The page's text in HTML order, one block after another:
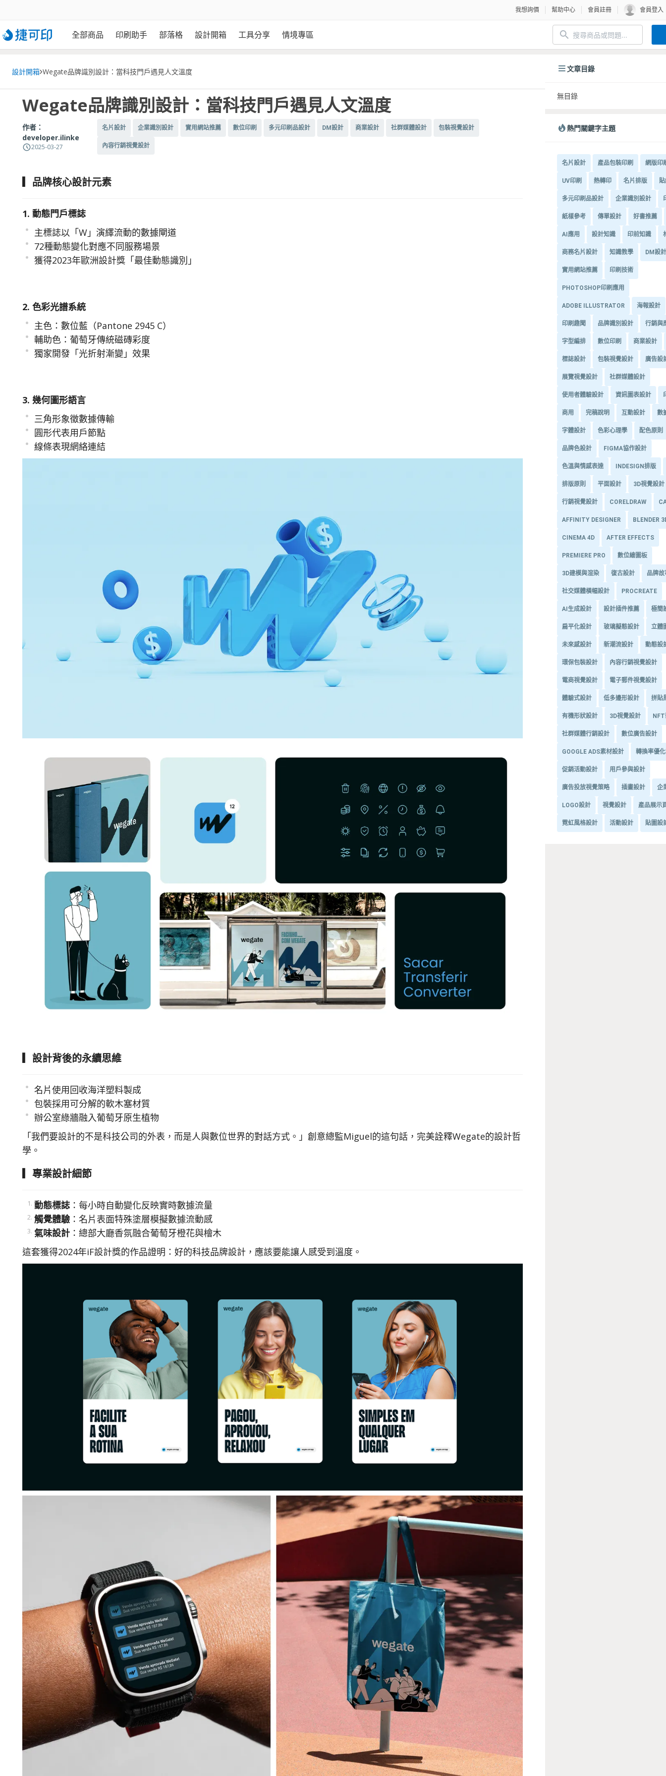
我想詢價 幫助中心 會員註冊 會員登入
全部商品 印刷助手 部落格 設計開箱 工具分享 情境專區
設計開箱 Wegate品牌識別設計：當科技門戶遇見人文溫度
Wegate品牌識別設計：當科技門戶遇見人文溫度
作者：
developer.ilinke
2025-03-27
名片設計 企業識別設計 實用網站推薦 數位印刷 多元印刷品設計 DM設計 商業設計 社群媒體設計 包裝視覺設計
內容行銷視覺設計
▎品牌核心設計元素
1. 動態門戶標誌
主標誌以「W」演繹流動的數據閘道
72種動態變化對應不同服務場景
獲得2023年歐洲設計獎「最佳動態識別」
2. 色彩光譜系統
主色：數位藍（Pantone 2945 C）
輔助色：葡萄牙傳統磁磚彩度
獨家開發「光折射漸變」效果
3. 幾何圖形語言
三角形象徵數據傳輸
圓形代表用戶節點
線條表現網絡連結
▎設計背後的永續思維
名片使用回收海洋塑料製成
包裝採用可分解的軟木塞材質
辦公室綠牆融入葡萄牙原生植物
「我們要設計的不是科技公司的外表，而是人與數位世界的對話方式。」創意總監Miguel的這句話，完美詮釋Wegate的設計哲
學。
▎專業設計細節
動態標誌 ：每小時自動變化反映實時數據流量
觸覺體驗 ：名片表面特殊塗層模擬數據流動感
氣味設計 ：總部大廳香氛融合葡萄牙橙花與檜木
這套獲得2024年iF設計獎的作品證明：好的科技品牌設計，應該要能讓人感受到溫度。
文章目錄
無目錄
熱門關鍵字主題
名片設計 產品包裝印刷 網版印
UV印刷 熱轉印 名片排版
多元印刷品設計 企業識別設計
紙樣參考 傳單設計 好書推薦
AI應用 設計知識 印前知識
商務名片設計 知識教學 DM設計
實用網站推薦 印刷技術
PHOTOSHOP印刷應用
ADOBE ILLUSTRATOR 海報設計
印刷趣聞 品牌識別設計 行銷與
字型編排 數位印刷 商業設計
標誌設計 包裝視覺設計 廣告設
展覽視覺設計 社群媒體設計
使用者體驗設計 資訊圖表設計
商用 完稿說明 互動設計 數
字體設計 色彩心理學 配色原則
品牌色設計 FIGMA協作設計
色溫與情感表達 INDESIGN排版
排版原則 平面設計 3D視覺設計
行銷視覺設計 CORELDRAW
AFFINITY DESIGNER BLENDER
CINEMA 4D AFTER EFFECTS
PREMIERE PRO 數位繪圖板
3D建模與渲染 復古設計 品牌
社交媒體橫幅設計 PROCREATE
AI生成設計 設計插件推薦 極簡
扁平化設計 玻璃擬態設計 立體
未來感設計 新潮流設計 動態設
環保包裝設計 內容行銷視覺設計
電商視覺設計 電子郵件視覺設計
體驗式設計 低多邊形設計 拼貼
有機形狀設計 3D視覺設計
社群媒體行銷設計 數位廣告設計
GOOGLE ADS素材設計 轉換率優
促銷活動設計 用戶參與設計
廣告投放視覺策略 插畫設計 企
LOGO設計 視覺設計 產品展示
霓虹風格設計 活動設計 貼圖設